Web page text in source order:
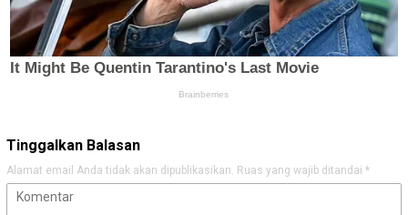
Tinggalkan Balasan
Alamat email Anda tidak akan dipublikasikan. Ruas yang wajib ditandai *